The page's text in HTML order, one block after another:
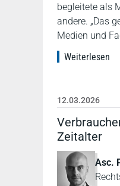
begleitete als
andere. „Das
Medien und
Weiterlesen
12.03.2026
Zeitalter
Asc.